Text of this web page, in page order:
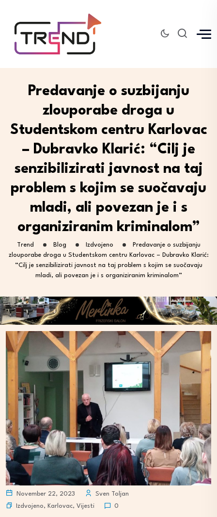
Predavanje o suzbijanju
zlouporabe droga u
Studentskom centru Karlovac
– Dubravko Klarić: “Cilj je
senzibilizirati javnost na taj
problem s kojim se suočavaju
mladi, ali povezan je i s
organiziranim kriminalom”
Trend Blog Izdvojeno
Predavanje o suzbijanju
zlouporabe droga u Studentskom centru Karlovac – Dubravko Klarić:
“Cilj je senzibilizirati javnost na taj problem s kojim se suočavaju
mladi, ali povezan je i s organiziranim kriminalom”
November 22, 2023
Sven Toljan
Izdvojeno, Karlovac, Vijesti 0